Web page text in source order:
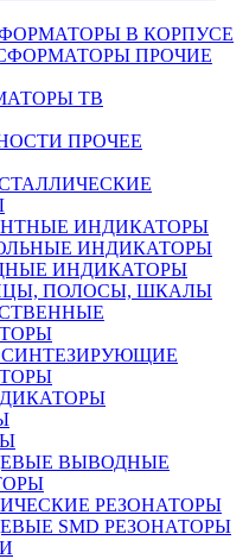
В КОРПУСЕ
ПРОЧИЕ
ТВ
ПРОЧЕЕ
ИНДИКАТОРЫ
ИНДИКАТОРЫ
ИНДИКАТОРЫ
ПОЛОСЫ, ШКАЛЫ
ВЫВОДНЫЕ
РЕЗОНАТОРЫ
SMD РЕЗОНАТОРЫ